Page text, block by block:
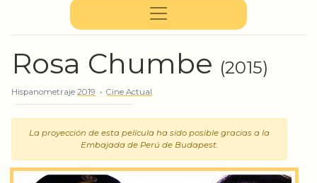
Rosa Chumbe (2015)
Hispanometraje2019 •Cine Actual
La proyección de esta película ha sido posible gracias a la
Embajada de Perú de Budapest.